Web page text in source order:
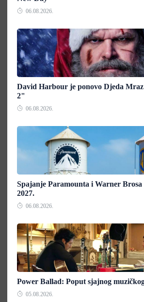
06.08.2026.
David Harbour je ponovo Djeda
2"
06.08.2026.
Spajanje Paramounta i Warner Brosa
2027.
06.08.2026.
Power Ballad: Poput sjajnog
05.08.2026.